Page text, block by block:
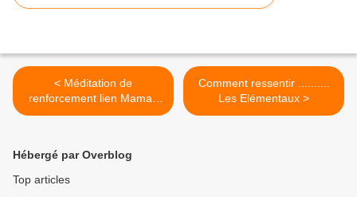
< Méditation de
renforcement lien Maman
Enfant
Comment ressentir ..........
Les Elémentaux >
Hébergé par Overblog
Top articles